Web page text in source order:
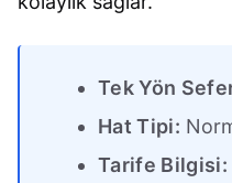
Tek Yön
Hat Tipi:
Tarife Bilgisi: